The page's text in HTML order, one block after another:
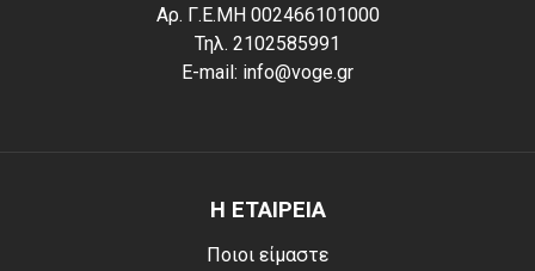
Αρ. Γ.Ε.ΜΗ 002466101000
Τηλ. 2102585991
E-mail: info@voge.gr
Η ΕΤΑΙΡΕΙΑ
Ποιοι είμαστε